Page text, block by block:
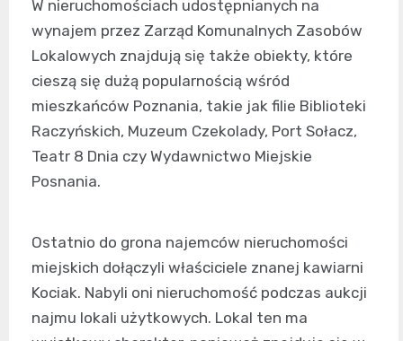
W nieruchomościach udostępnianych na
wynajem przez Zarząd Komunalnych Zasobów
Lokalowych znajdują się także obiekty, które
cieszą się dużą popularnością wśród
mieszkańców Poznania, takie jak filie Biblioteki
Raczyńskich, Muzeum Czekolady, Port Sołacz,
Teatr 8 Dnia czy Wydawnictwo Miejskie
Posnania.
Ostatnio do grona najemców nieruchomości
miejskich dołączyli właściciele znanej kawiarni
Kociak. Nabyli oni nieruchomość podczas aukcji
najmu lokali użytkowych. Lokal ten ma